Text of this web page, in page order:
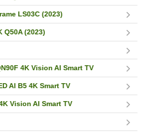
LS03C (2023)
Q50A (2023)
4K Vision AI Smart TV
AI B5 4K Smart TV
Vision AI Smart TV